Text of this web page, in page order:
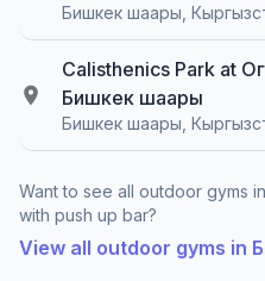
Бишкек шаары,
Calisthenics Park at
Бишкек шаары
Бишкек шаары,
Want to see all outdoor gyms
with push up bar?
View all outdoor gyms in